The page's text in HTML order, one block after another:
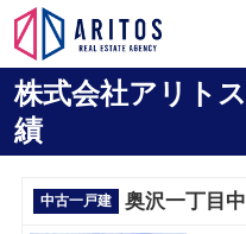
株式会社アリト
績
中古一戸建 奥沢一丁目